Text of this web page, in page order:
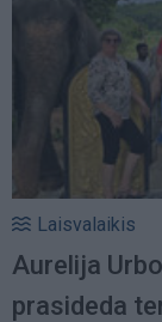
Laisvalaikis
Aurelija
prasideda